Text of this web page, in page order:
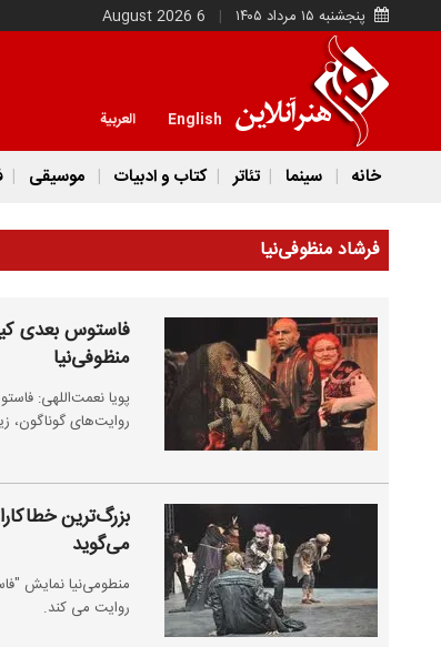
پنجشنبه ۱۵ مرداد ۱۴۰۵ 6 August 2026
English العربية
خانه سینما تئاتر کتاب و ادبیات موسیقی
فرشاد منظوفی‌نیا
منظوفی‌نیا
پویا نعمت‌اللهی:
روایت‌های گوناگون،
می‌گوید
روایت می کند.